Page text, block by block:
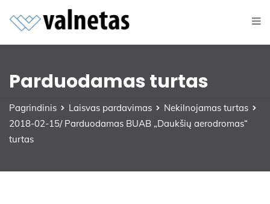
Parduodamas turtas
Pagrindinis Laisvas pardavimas
Nekilnojamas turtas
2018-02-15/ Parduodamas BUAB „Daukšių aerodromas“
turtas